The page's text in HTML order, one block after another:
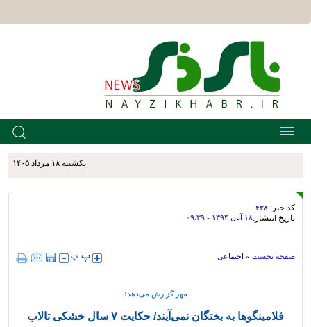
يکشنبه ۱۸ مرداد ۱۴۰۵
کد خبر: ۴۳۸
تاریخ انتشار:۱۸ آبان ۱۳۹۴ - ۰۹:۳۹
صفحه نخست » اجتماعی
مهر گزارش می‌دهد؛
فلامینگوها به بختگان نمی‌آیند/ حکایت ۷ سال خشکی تالاب